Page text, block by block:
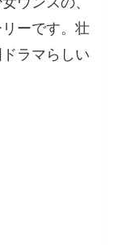
ーです。壮
ラマらしい